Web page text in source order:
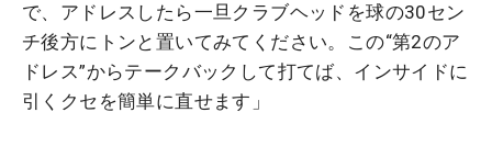
で、アドレスしたら一旦クラブヘッドを球の30セン
チ後方にトンと置いてみてください。この“第2のア
ドレス”からテークバックして打てば、インサイドに
引くクセを簡単に直せます」